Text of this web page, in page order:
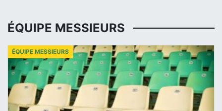
ÉQUIPE MESSIEURS
ÉQUIPE MESSIEURS